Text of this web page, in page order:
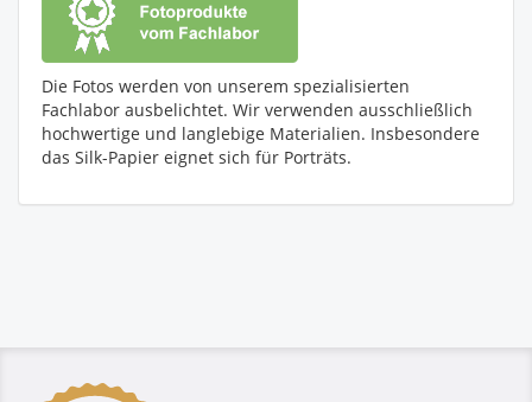
Die Fotos werden von unserem spezialisierten
Fachlabor ausbelichtet. Wir verwenden ausschließlich
hochwertige und langlebige Materialien. Insbesondere
das Silk-Papier eignet sich für Porträts.